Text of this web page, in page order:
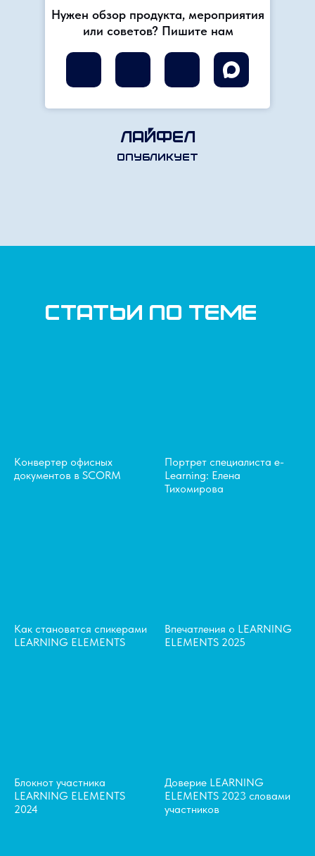
Нужен обзор продукта, мероприятия
или советов? Пишите нам
Лайфел
опубликует
статьи по теме
Конвертер офисных
документов в SCORM
Портрет специалиста e-
Learning: Елена
Тихомирова
Как становятся спикерами
LEARNING ELEMENTS
Впечатления о LEARNING
ELEMENTS 2025
Блокнот участника
LEARNING ELEMENTS
2024
Доверие LEARNING
ELEMENTS 2023 словами
участников